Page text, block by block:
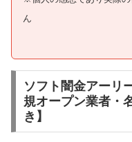
ん
ソフト闇金アーリ
規オープン業者・
き】